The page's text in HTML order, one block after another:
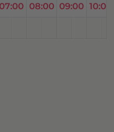
07:00 08:00 09:00 10:00
4020,